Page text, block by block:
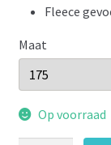
Fleece
Maat
Op voorraad